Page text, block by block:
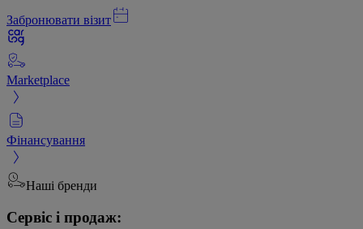
Забронювати візит
Marketplace
Фінансування
Наші бренди
Сервіс і продаж: